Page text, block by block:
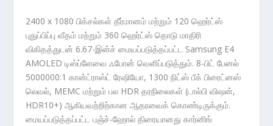
2400 x 1080 பிக்சல்கள் தீர்மானம் மற்றும் 120 ஹெர்ட்ஸ்
புதுப்பிப்பு வீதம் மற்றும் 360 ஹெர்ட்ஸ் தொடு மாதிரி
விகிதத்துடன் 6.67-இன்ச் மையப்படுத்தப்பட்ட Samsung E4
AMOLED டிஸ்ப்ளேவை ஃபோன் வெளிப்படுத்தும். 8-பிட் பேனல்
5000000:1 கான்ட்ராஸ்ட் ரேஷியோ, 1300 நிட்ஸ் பீக் பிரைட்னஸ்
லெவல், MEMC மற்றும் பல HDR தரநிலைகள் (டால்பி விஷன்,
HDR10+) ஆகியவற்றிற்கான ஆதரவைக் கொண்டிருக்கும்.
மையப்படுத்தப்பட்ட பஞ்ச்-ஹோல் திரையானது கார்னிங்